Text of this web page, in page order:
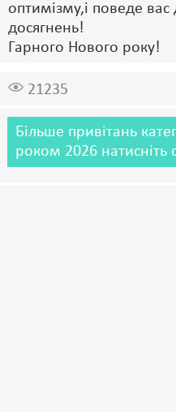
оптимізму,і поведе
досягнень!
Гарного Нового року!
21235
Більше привітань
роком 2026 натисніть